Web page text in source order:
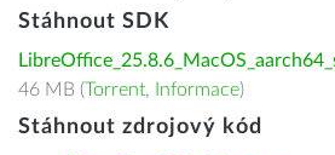
Stáhnout SDK
46 MB (Torrent, Informace)
Stáhnout zdrojový kód